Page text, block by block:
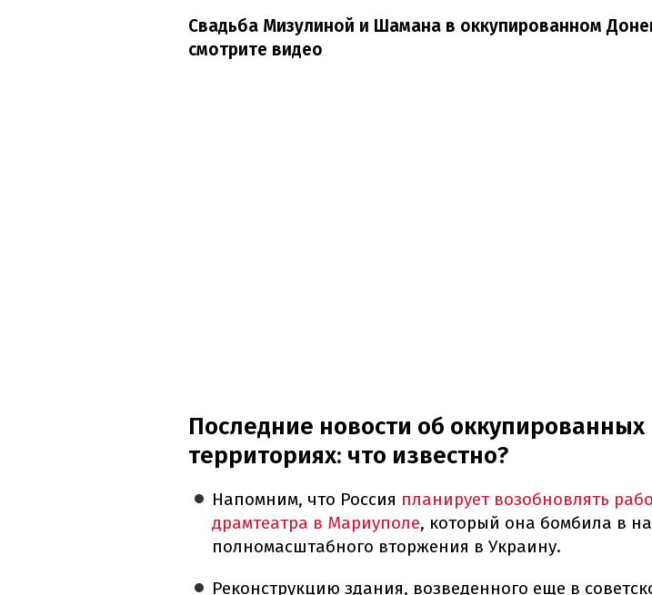
Свадьба Мизулиной и Шамана в оккупированном
смотрите видео
Последние новости об оккупированных
территориях: что известно?
Напомним, что Россия планирует возобновлять
драмтеатра в Мариуполе, который она бомбила в
полномасштабного вторжения в Украину.
Реконструкцию здания, возведенного еще в